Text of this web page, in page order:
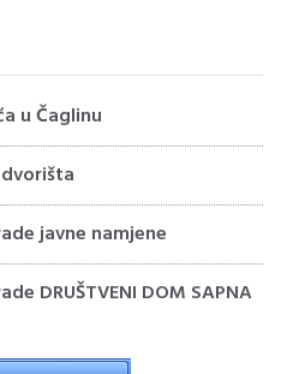
u Čaglinu
javne namjene
DRUŠTVENI DOM SAPNA